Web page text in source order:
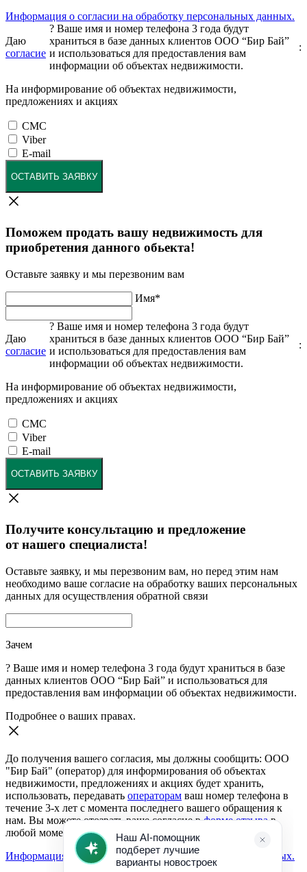
Информация о согласии на обработку персональных данных.
Даю
согласие
? Ваше имя и номер телефона 3 года будут
храниться в базе данных клиентов ООО “Бир Бай”
и использоваться для предоставления вам
информации об объектах недвижимости.
:
На информирование об объектах недвижимости,
предложениях и акциях
СМС
Viber
E-mail
ОСТАВИТЬ ЗАЯВКУ
Поможем продать вашу недвижимость для
приобретения данного обьекта!
Оставьте заявку и мы перезвоним вам
Имя*
Даю
согласие
? Ваше имя и номер телефона 3 года будут
храниться в базе данных клиентов ООО “Бир Бай”
и использоваться для предоставления вам
информации об объектах недвижимости.
:
На информирование об объектах недвижимости,
предложениях и акциях
СМС
Viber
E-mail
ОСТАВИТЬ ЗАЯВКУ
Получите консультацию и предложение
от нашего специалиста!
Оставьте заявку, и мы перезвоним вам, но перед этим нам
необходимо ваше согласие на обработку ваших персональных
данных для осуществления обратной связи
Зачем
? Ваше имя и номер телефона 3 года будут храниться в базе
данных клиентов ООО “Бир Бай” и использоваться для
предоставления вам информации об объектах недвижимости.
Подробнее о ваших правах.
До получения вашего согласия, мы должны сообщить: ООО
"Бир Бай" (оператор) для информирования об объектах
недвижимости, предложениях и акциях будет хранить,
использовать, передавать операторам ваш номер телефона в
течение 3-х лет с момента последнего вашего обращения к
нам. Вы можете отозвать ваше согласие вформе отзывав
любой момент.
Информация о согласии на обработку персональных данных.